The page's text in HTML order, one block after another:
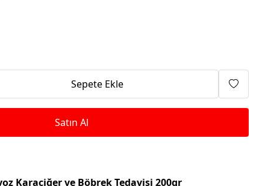
Sepete Ekle
Satın Al
Karaciğer ve Böbrek Tedavisi 200gr